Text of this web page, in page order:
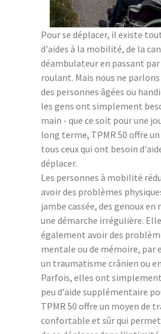
Pour se déplacer, il existe
d'aides à la mobilité, de la
déambulateur en passant
roulant. Mais nous ne
des personnes âgées ou
les gens ont simplement
main - que ce soit pour une
long terme, TPMR 50 offre
tous ceux qui ont besoin
déplacer.
Les personnes à mobilité
avoir des problèmes
jambe cassée, des genoux en
une démarche irrégulière.
également avoir des
mentale ou de mémoire, par
un traumatisme crânien ou
Parfois, elles ont
peu d'aide supplémentaire
TPMR 50 offre un moyen de
confortable et sûr qui permet